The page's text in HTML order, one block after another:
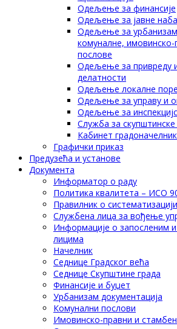
Одељење за финансије
Одељење за јавне
Одељење за
комуналне,
послове
Одељење за привреду
делатности
Одељење локалне
Одељење за управу и
Одељење за
Служба за
Кабинет
Графички приказ
Предузећа и установе
Документа
Информатор о раду
Политика квалитета – ИСО
Правилник о
Службена лица за вођење
Информације о запосленим
лицима
Начелник
Седнице Градског већа
Седнице Скупштине града
Финансије и буџет
Урбанизам документација
Комунални послови
Имовинско-правни и